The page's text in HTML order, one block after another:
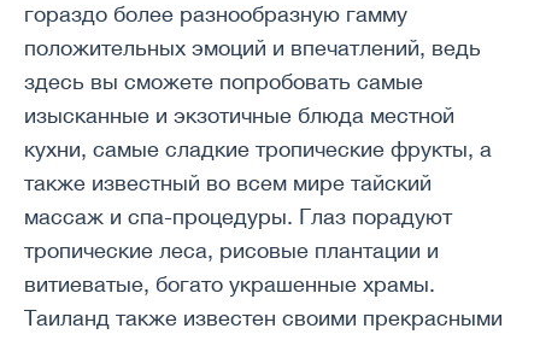
гораздо более разнообразную гамму
положительных эмоций и впечатлений, ведь
здесь вы сможете попробовать самые
изысканные и экзотичные блюда местной
кухни, самые сладкие тропические фрукты, а
также известный во всем мире тайский
массаж и спа-процедуры. Глаз порадуют
тропические леса, рисовые плантации и
витиеватые, богато украшенные храмы.
Таиланд также известен своими прекрасными